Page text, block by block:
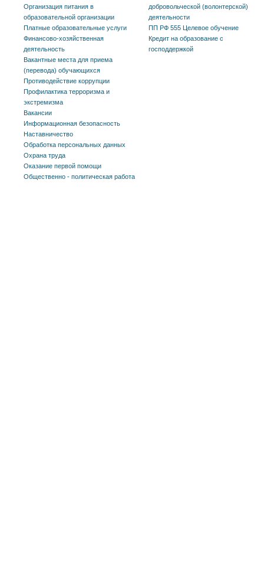
Организация питания в
образовательной организации
Платные образовательные услуги
Финансово-хозяйственная
деятельность
Вакантные места для приема
(перевода) обучающихся
Противодействие коррупции
Профилактика терроризма и
экстремизма
Вакансии
Информационная безопасность
Наставничество
Обработка персональных данных
Охрана труда
Оказание первой помощи
Общественно - политическая работа
добровольческой (волонтерской)
деятельности
ПП РФ 555 Целевое обучение
Кредит на образование с
господдержкой